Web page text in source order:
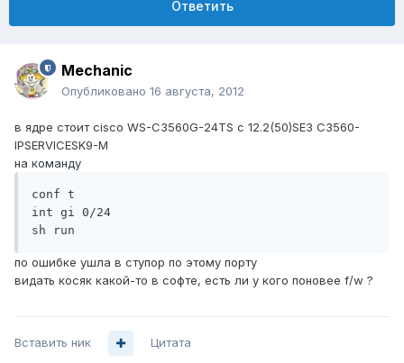
Ответить
Mechanic
Опубликовано 16 августа, 2012
в ядре стоит cisco WS-C3560G-24TS с 12.2(50)SE3 C3560-
IPSERVICESK9-M
на команду
conf t
int gi 0/24
sh run
по ошибке ушла в ступор по этому порту
видать косяк какой-то в софте, есть ли у кого поновее f/w ?
Вставить ник Цитата